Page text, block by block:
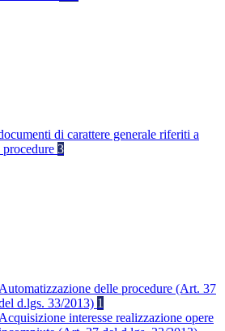
di carattere generale riferiti a
procedure 3
Automatizzazione delle procedure (Art. 37
d.lgs. 33/2013) 1
Acquisizione interesse realizzazione opere